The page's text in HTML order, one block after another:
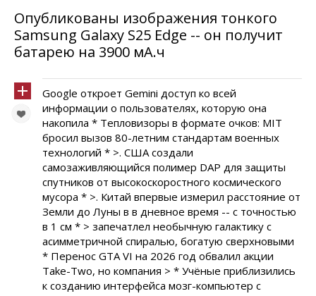
Опубликованы изображения тонкого
Samsung Galaxy S25 Edge -- он получит
батарею на 3900 мА.ч
Google откроет Gemini доступ ко всей
информации о пользователях, которую она
накопила * Тепловизоры в формате очков: MIT
бросил вызов 80-летним стандартам военных
технологий * >. США создали
самозаживляющийся полимер DAP для защиты
спутников от высокоскоростного космического
мусора * >. Китай впервые измерил расстояние от
Земли до Луны в в дневное время -- с точностью
в 1 см * > запечатлел необычную галактику с
асимметричной спиралью, богатую сверхновыми
* Перенос GTA VI на 2026 год обвалил акции
Take-Two, но компания > * Учёные приблизились
к созданию интерфейса мозг-компьютер с